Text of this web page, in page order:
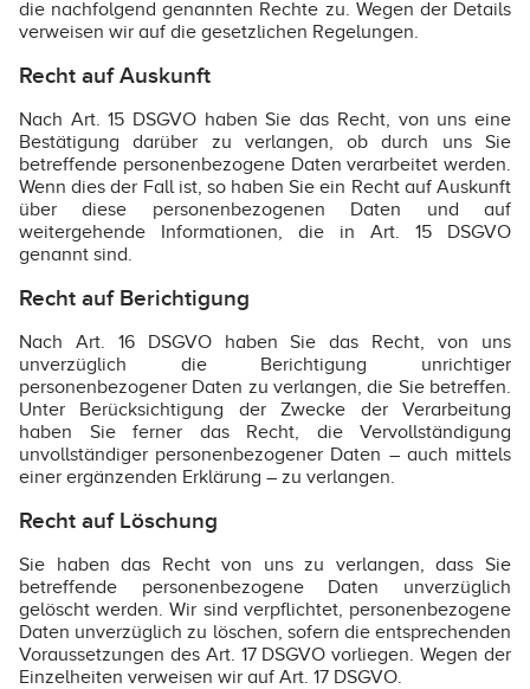
die nachfolgend genannten Rechte zu. Wegen der Details
verweisen wir auf die gesetzlichen Regelungen.
Recht auf Auskunft
Nach Art. 15 DSGVO haben Sie das Recht, von uns eine
Bestätigung darüber zu verlangen, ob durch uns Sie
betreffende personenbezogene Daten verarbeitet werden.
Wenn dies der Fall ist, so haben Sie ein Recht auf Auskunft
über diese personenbezogenen Daten und auf
weitergehende Informationen, die in Art. 15 DSGVO
genannt sind.
Recht auf Berichtigung
Nach Art. 16 DSGVO haben Sie das Recht, von uns
unverzüglich die Berichtigung unrichtiger
personenbezogener Daten zu verlangen, die Sie betreffen.
Unter Berücksichtigung der Zwecke der Verarbeitung
haben Sie ferner das Recht, die Vervollständigung
unvollständiger personenbezogener Daten – auch mittels
einer ergänzenden Erklärung – zu verlangen.
Recht auf Löschung
Sie haben das Recht von uns zu verlangen, dass Sie
betreffende personenbezogene Daten unverzüglich
gelöscht werden. Wir sind verpflichtet, personenbezogene
Daten unverzüglich zu löschen, sofern die entsprechenden
Voraussetzungen des Art. 17 DSGVO vorliegen. Wegen der
Einzelheiten verweisen wir auf Art. 17 DSGVO.